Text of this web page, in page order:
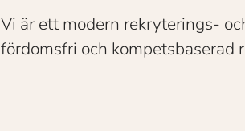
Vi är ett modern rekryterings-
fördomsfri och kompetsbaserad